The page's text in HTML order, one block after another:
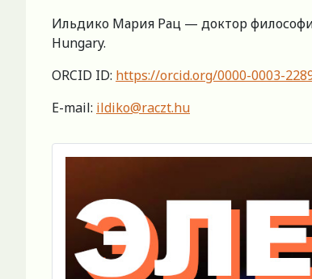
Ильдико Мария Рац — доктор
Hungary.
ORCID ID: https://orcid.org/0000-0003-
E-mail: ildiko@raczt.hu